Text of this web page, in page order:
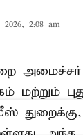
2:08 am
மற்றும்
துறைக்கு,